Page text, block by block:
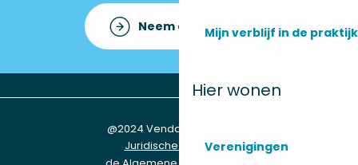
Mijn verblijf in de praktijk
Hier wonen
Verenigingen
Neem contact op met
@2024 Vendays-Montalivet
Juridische informatie